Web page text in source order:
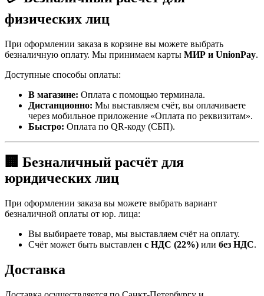
физических лиц
При оформлении заказа в корзине вы можете выбрать
безналичную оплату. Мы принимаем карты МИР и UnionPay.
Доступные способы оплаты:
В магазине: Оплата с помощью терминала.
Дистанционно: Мы выставляем счёт, вы оплачиваете
через мобильное приложение «Оплата по реквизитам».
Быстро: Оплата по QR-коду (СБП).
🏢 Безналичный расчёт для
юридических лиц
При оформлении заказа вы можете выбрать вариант
безналичной оплаты от юр. лица:
Вы выбираете товар, мы выставляем счёт на оплату.
Счёт может быть выставлен с НДС (22%) или без НДС.
Доставка